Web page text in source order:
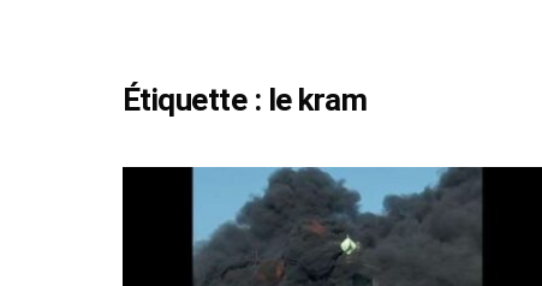
Étiquette : le kram